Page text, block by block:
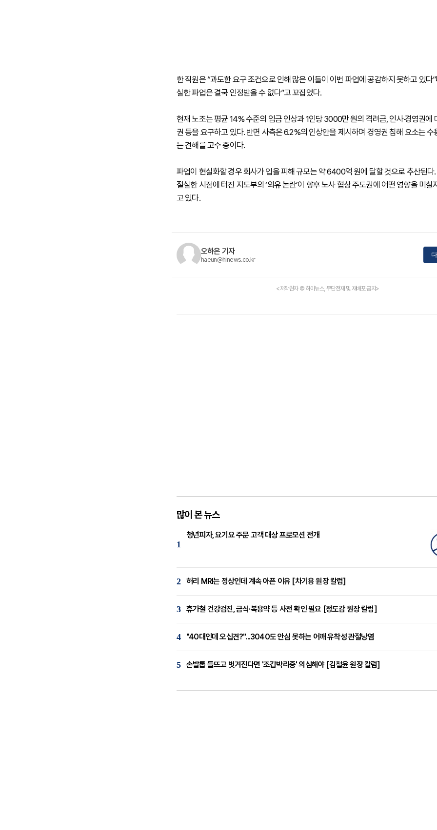
한 직원은 “과도한 요구 조건으로 인해 많은 이들이 이번 파업에 공감하지 못하고 있다
실한 파업은 결국 인정받을 수 없다”고 꼬집었다.
현재 노조는 평균 14% 수준의 임금 인상과 1인당 3000만 원의 격려금, 인사·경영권에
권 등을 요구하고 있다. 반면 사측은 6.2%의 인상안을 제시하며 경영권 침해 요소는 수
는 견해를 고수 중이다.
파업이 현실화할 경우 회사가 입을 피해 규모는 약 6400억 원에 달할 것으로 추산된다.
절실한 시점에 터진 지도부의 ‘외유 논란’이 향후 노사 협상 주도권에 어떤 영향을 미칠
고 있다.
오하은 기자
haeun@hinews.co.kr
<저작권자 © 하이뉴스, 무단전재 및 재배포 금지>
많이 본 뉴스
1
청년피자, 요기요 주문 고객 대상 프로모션 전개
2 허리 MRI는 정상인데 계속 아픈 이유 [차기용 원장 칼럼]
3 휴가철 건강검진, 금식·복용약 등 사전 확인 필요 [정도감 원장 칼럼]
4 "40대인데 오십견?"...3040도 안심 못하는 어깨 유착성 관절낭염
5 손발톱 들뜨고 벗겨진다면 '조갑박리증' 의심해야 [김철윤 원장 칼럼]